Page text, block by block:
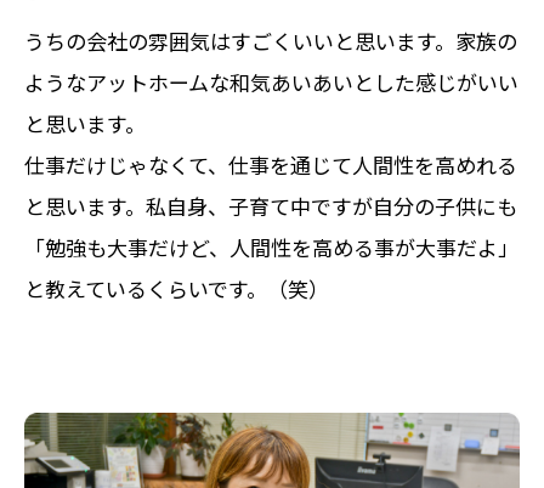
うちの会社の雰囲気はすごくいいと思います。家族の
ようなアットホームな和気あいあいとした感じがいい
と思います。
仕事だけじゃなくて、仕事を通じて人間性を高めれる
と思います。私自身、子育て中ですが自分の子供にも
「勉強も大事だけど、人間性を高める事が大事だよ」
と教えているくらいです。（笑）